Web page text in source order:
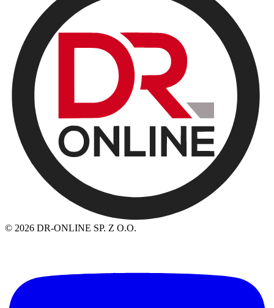
© 2026 DR-ONLINE SP. Z O.O.